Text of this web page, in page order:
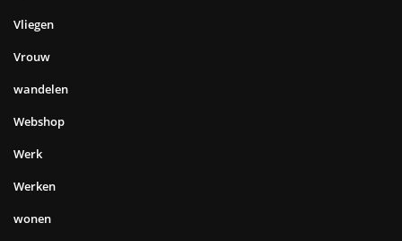
Vliegen
Vrouw
wandelen
Webshop
Werk
Werken
wonen